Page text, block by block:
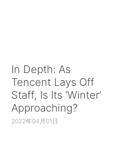
In Depth: As
Tencent Lays Off
Staff, Is Its ‘Winter’
Approaching?
2022年04月01日